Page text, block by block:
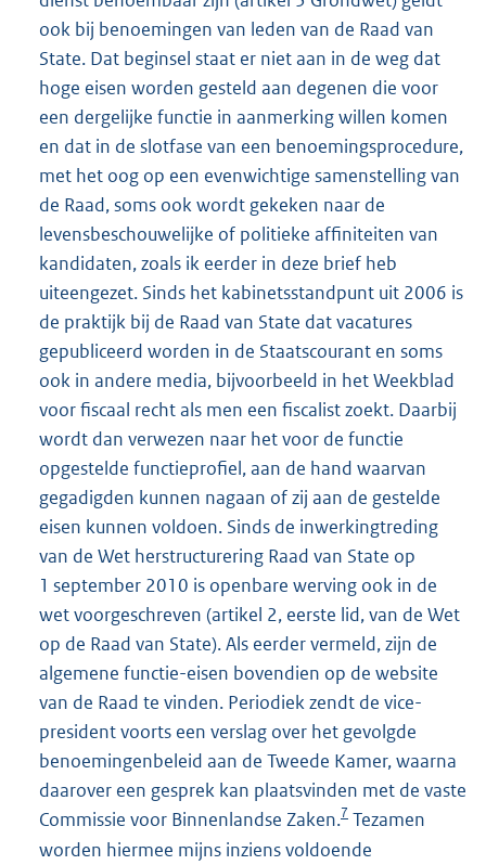
ook bij benoemingen van leden van de Raad van
State. Dat beginsel staat er niet aan in de weg dat
hoge eisen worden gesteld aan degenen die voor
een dergelijke functie in aanmerking willen komen
en dat in de slotfase van een benoemingsprocedure,
met het oog op een evenwichtige samenstelling van
de Raad, soms ook wordt gekeken naar de
levensbeschouwelijke of politieke affiniteiten van
kandidaten, zoals ik eerder in deze brief heb
uiteengezet. Sinds het kabinetsstandpunt uit 2006 is
de praktijk bij de Raad van State dat vacatures
gepubliceerd worden in de Staatscourant en soms
ook in andere media, bijvoorbeeld in het Weekblad
voor fiscaal recht als men een fiscalist zoekt. Daarbij
wordt dan verwezen naar het voor de functie
opgestelde functieprofiel, aan de hand waarvan
gegadigden kunnen nagaan of zij aan de gestelde
eisen kunnen voldoen. Sinds de inwerkingtreding
van de Wet herstructurering Raad van State op
1 september 2010 is openbare werving ook in de
wet voorgeschreven (artikel 2, eerste lid, van de Wet
op de Raad van State). Als eerder vermeld, zijn de
algemene functie-eisen bovendien op de website
van de Raad te vinden. Periodiek zendt de vice-
president voorts een verslag over het gevolgde
benoemingenbeleid aan de Tweede Kamer, waarna
daarover een gesprek kan plaatsvinden met de vaste
Commissie voor Binnenlandse Zaken.7 Tezamen
worden hiermee mijns inziens voldoende